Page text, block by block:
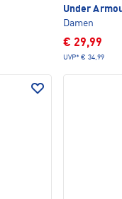
Under
Damen
€ 29,99
UVP* € 34,99